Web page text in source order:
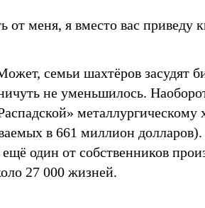
от меня, я вместо вас приведу
семьи шахтёров засудят
не уменьшилось.
в 661 миллион
один от собственников
27 000 жизней.